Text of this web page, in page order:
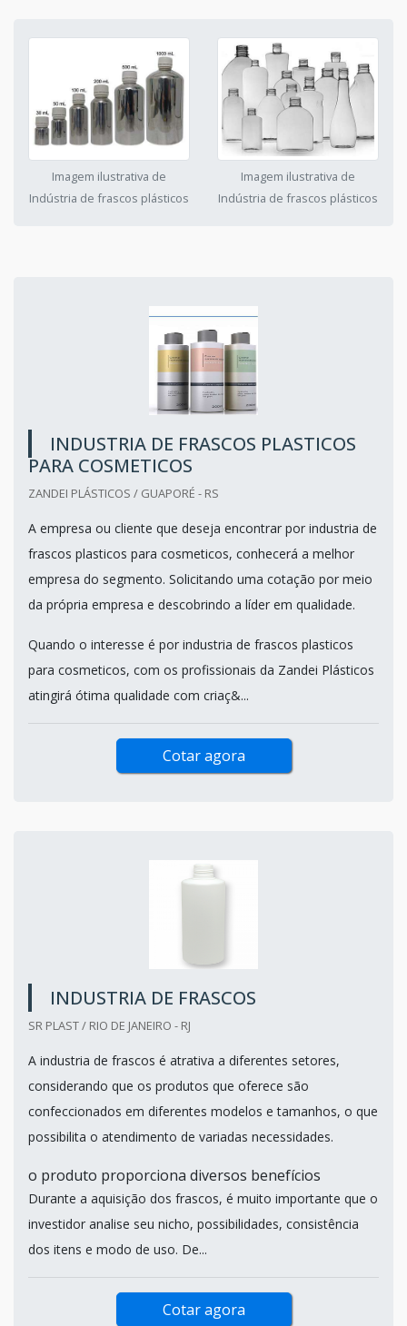
Imagem ilustrativa de
Indústria de frascos plásticos
Imagem ilustrativa de
Indústria de frascos plásticos
INDUSTRIA DE FRASCOS PLASTICOS
PARA COSMETICOS
ZANDEI PLÁSTICOS / GUAPORÉ - RS
A empresa ou cliente que deseja encontrar por industria de
frascos plasticos para cosmeticos, conhecerá a melhor
empresa do segmento. Solicitando uma cotação por meio
da própria empresa e descobrindo a líder em qualidade.
Quando o interesse é por industria de frascos plasticos
para cosmeticos, com os profissionais da Zandei Plásticos
atingirá ótima qualidade com criaç&...
Cotar agora
INDUSTRIA DE FRASCOS
SR PLAST / RIO DE JANEIRO - RJ
A industria de frascos é atrativa a diferentes setores,
considerando que os produtos que oferece são
confeccionados em diferentes modelos e tamanhos, o que
possibilita o atendimento de variadas necessidades.
o produto proporciona diversos benefícios
Durante a aquisição dos frascos, é muito importante que o
investidor analise seu nicho, possibilidades, consistência
dos itens e modo de uso. De...
Cotar agora